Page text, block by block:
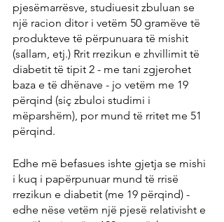
pjesëmarrësve, studiuesit zbuluan se
një racion ditor i vetëm 50 gramëve të
produkteve të përpunuara të mishit
(sallam, etj.) Rrit rrezikun e zhvillimit të
diabetit të tipit 2 - me tani zgjerohet
baza e të dhënave - jo vetëm me 19
përqind (siç zbuloi studimi i
mëparshëm), por mund të rritet me 51
përqind.
Edhe më befasues ishte gjetja se mishi
i kuq i papërpunuar mund të rrisë
rrezikun e diabetit (me 19 përqind) -
edhe nëse vetëm një pjesë relativisht e